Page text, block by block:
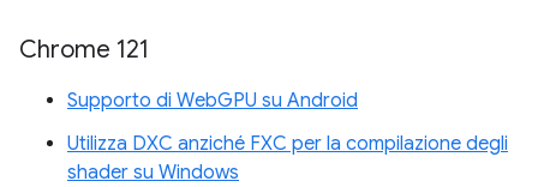
Chrome 121
Supporto di WebGPU su Android
Utilizza DXC anziché FXC per la compilazione degli
shader su Windows